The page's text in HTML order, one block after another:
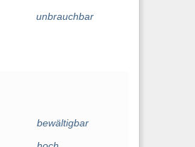
unbrauchbar
bewältigbar